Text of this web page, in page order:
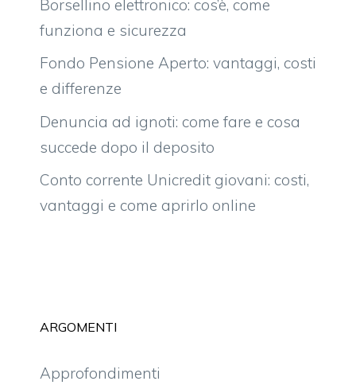
Borsellino elettronico: cos’è, come
funziona e sicurezza
Fondo Pensione Aperto: vantaggi, costi
e differenze
Denuncia ad ignoti: come fare e cosa
succede dopo il deposito
Conto corrente Unicredit giovani: costi,
vantaggi e come aprirlo online
ARGOMENTI
Approfondimenti